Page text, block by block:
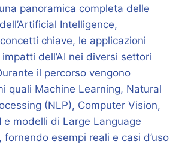
panoramica completa delle
Intelligence,
chiave, le applicazioni
dell’AI nei diversi settori
il percorso vengono
quali Machine Learning, Natural
(NLP), Computer Vision,
e modelli di Large Language
fornendo esempi reali e casi d’uso